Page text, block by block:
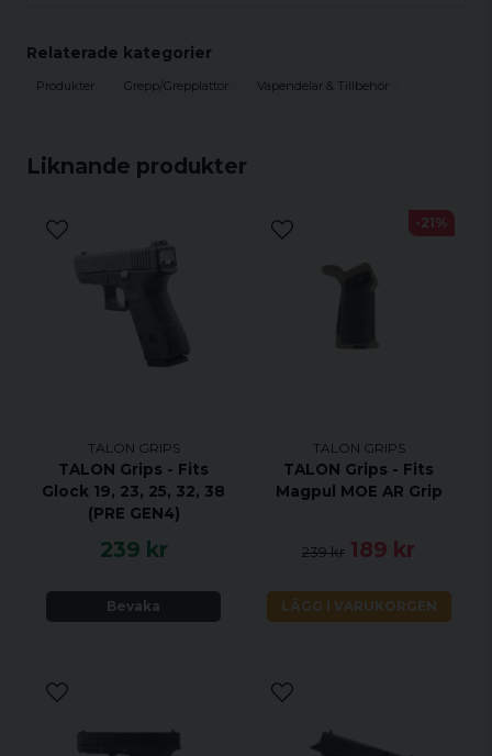
Liknande produkter
TALON GRIPS
TALON Grips - Fits
Glock 19, 23, 25, 32, 38
(PRE GEN4)
239 kr
Bevaka
TALON GRIPS
TALON Grips - Fits
Magpul MOE AR Grip
239 kr 189 kr
LÄGG I VARUKORGEN
-21%
and secure a user's grip. Comes in rubber and
granulate textures Color: black Features cutouts
Relaterade kategorier
Produkter Grepp/Grepplattor Vapendelar & Tillbehör